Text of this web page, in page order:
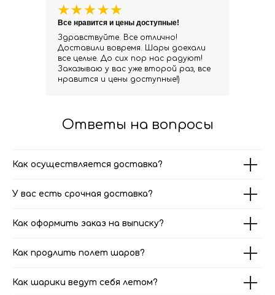
Здравствуйте. Все отлично!
Доставили вовремя. Шары доехали
все целые. До сих пор нас радуют!
Заказываю у вас уже второй раз, все
нравится и цены доступные!)
Все нравится и цены доступные!
Ответы на вопросы
Как осуществляется доставка?
У вас есть срочная доставка?
Как оформить заказ на выписку?
Как продлить полет шаров?
Как шарики ведут себя летом?